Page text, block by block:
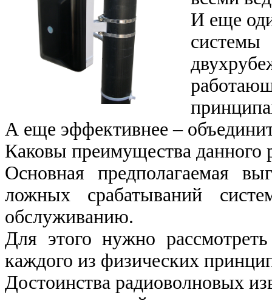
И еще
системы
А еще эффективнее –
Каковы преимущества данного
Основная предполагаемая
ложных срабатываний
обслуживанию.
Для этого нужно
каждого из физических
Достоинства радиоволновых